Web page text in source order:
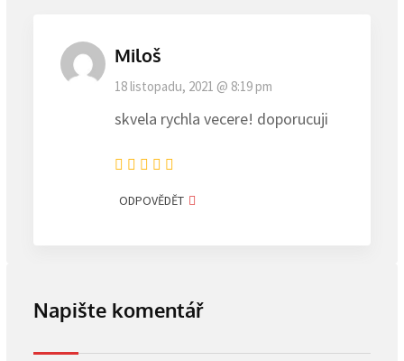
Miloš
18 listopadu, 2021 @ 8:19 pm
skvela rychla vecere! doporucuji
ODPOVĚDĚT
Napište komentář